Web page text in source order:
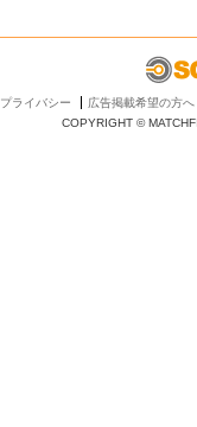
プライバシー
広告掲載希望の方へ
COPYRIGHT ©